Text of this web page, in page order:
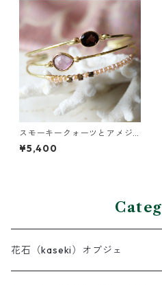
スモーキークォーツとアメジ
ストの真鍮3連バングル
¥5,400
花石（kaseki）オブジェ